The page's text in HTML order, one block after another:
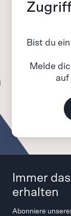
Bist du
Melde
auf
Immer
erhalten
Abonniere